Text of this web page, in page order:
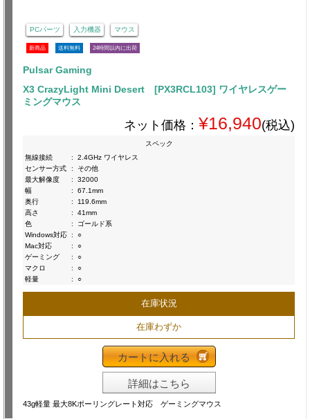
PCパーツ 入力機器 マウス
新商品 送料無料 24時間以内に出荷
Pulsar Gaming
X3 CrazyLight Mini Desert [PX3RCL103] ワイヤレスゲー
ミングマウス
ネット価格： ¥16,940(税込)
スペック
無線接続
:
2.4GHz ワイヤレス
センサー方式
:
その他
最大解像度
:
32000
幅
:
67.1mm
奥行
:
119.6mm
高さ
:
41mm
色
:
ゴールド系
Windows対応 :
○
Mac対応
:
○
ゲーミング
:
○
マクロ
:
○
軽量
: ○
在庫状況
在庫わずか
カートに入れる
詳細はこちら
43g軽量 最大8Kポーリングレート対応 ゲーミングマウス